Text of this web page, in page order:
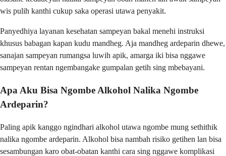
wis pulih kanthi cukup saka operasi utawa penyakit.
Panyedhiya layanan kesehatan sampeyan bakal menehi instruksi
khusus babagan kapan kudu mandheg. Aja mandheg ardeparin dhewe,
sanajan sampeyan rumangsa luwih apik, amarga iki bisa nggawe
sampeyan rentan ngembangake gumpalan getih sing mbebayani.
Apa Aku Bisa Ngombe Alkohol Nalika Ngombe
Ardeparin?
Paling apik kanggo ngindhari alkohol utawa ngombe mung sethithik
nalika ngombe ardeparin. Alkohol bisa nambah risiko getihen lan bisa
sesambungan karo obat-obatan kanthi cara sing nggawe komplikasi